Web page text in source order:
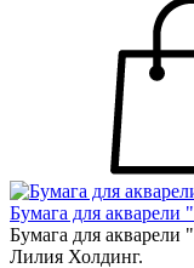
Бумага для акварели
Бумага для акварели
Лилия Холдинг.